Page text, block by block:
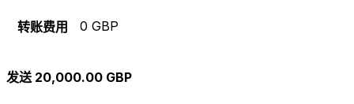
转账费用 0 GBP
发送 20,000.00 GBP